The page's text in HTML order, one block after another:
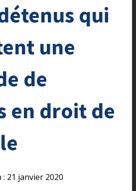
qui
une
de
en droit de
21 janvier 2020